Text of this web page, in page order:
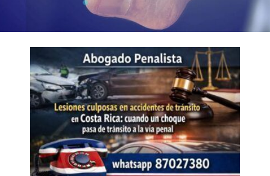
PagePagePagePagePage